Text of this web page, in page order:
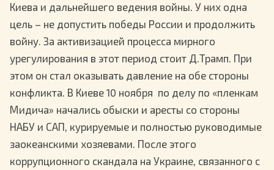
Киева и дальнейшего ведения войны. У них одна
цель – не допустить победы России и продолжить
войну. За активизацией процесса мирного
урегулирования в этот период стоит Д.Трамп. При
этом он стал оказывать давление на обе стороны
конфликта. В Киеве 10 ноября по делу по «пленкам
Мидича» начались обыски и аресты со стороны
НАБУ и САП, курируемые и полностью руководимые
заокеанскими хозяевами. После этого
коррупционного скандала на Украине, связанного с